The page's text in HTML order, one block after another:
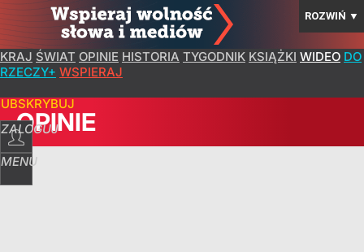
ROZWIŃ ▼
KRAJ ŚWIAT OPINIE HISTORIA TYGODNIK KSIĄŻKI WIDEO DO
RZECZY+ WSPIERAJ
ZALOGUJ
MENU
OPINIE